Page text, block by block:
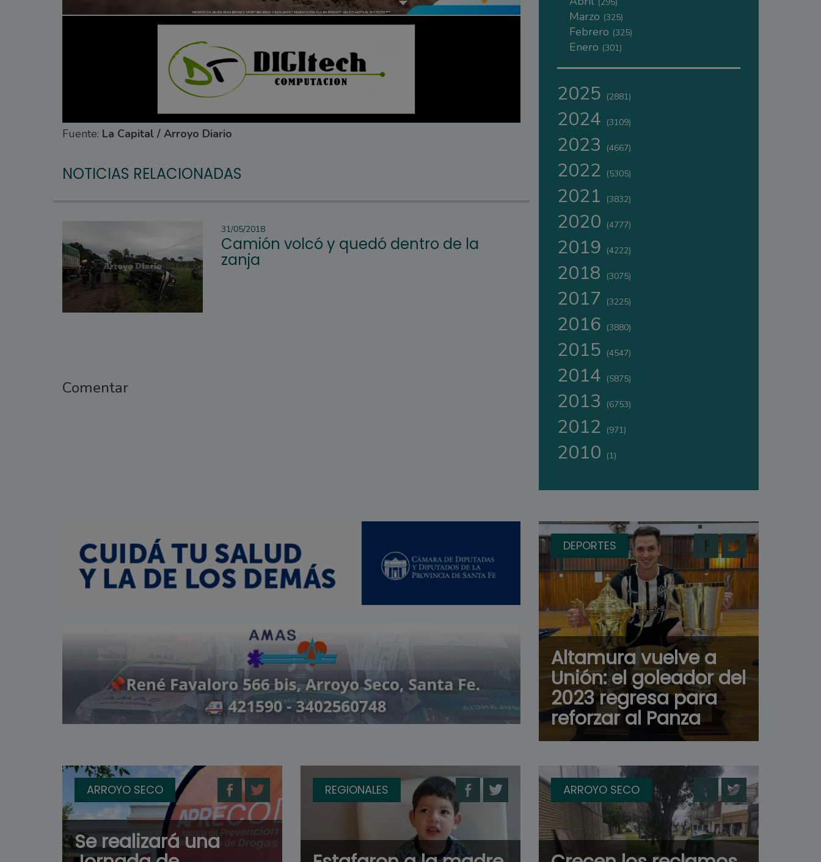
Fuente: La Capital / Arroyo Diario
NOTICIAS RELACIONADAS
31/05/2018
Camión volcó y quedó dentro de la
zanja
Comentar
Marzo (325)
Febrero (325)
Enero (301)
2025 (2881)
2024 (3109)
2023 (4667)
2022 (5305)
2021 (3832)
2020 (4777)
2019 (4222)
2018 (3075)
2017 (3225)
2016 (3880)
2015 (4547)
2014 (5875)
2013 (6753)
2012 (971)
2010 (1)
DEPORTES
Altamura vuelve a
Unión: el goleador del
2023 regresa para
reforzar al Panza
ARROYO SECO
Se realizará una
REGIONALES ARROYO SECO